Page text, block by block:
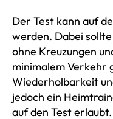
Der Test kann auf
werden. Dabei
ohne Kreuzungen
minimalem Verkehr
Wiederholbarkeit
jedoch ein
auf den Test erlaubt.